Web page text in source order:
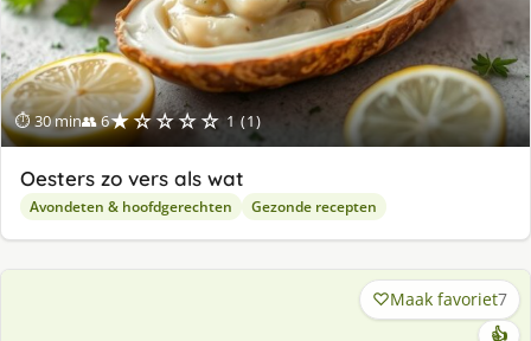
⏱ 30 min👥 6★☆☆☆☆ 1 (1)
Oesters zo vers als wat
Avondeten & hoofdgerechten Gezonde recepten
Maak favoriet7
👍